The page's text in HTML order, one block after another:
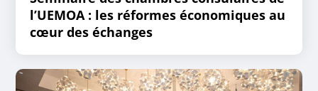
l’UEMOA : les réformes économiques au
cœur des échanges